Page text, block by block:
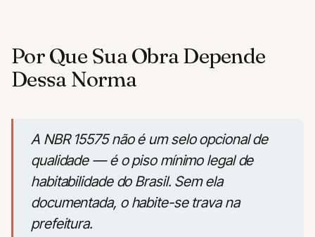
Por Que Sua Obra Depende
Dessa Norma
A NBR 15575 não é um selo opcional de
qualidade — é o piso mínimo legal de
habitabilidade do Brasil. Sem ela
documentada, o habite-se trava na
prefeitura.